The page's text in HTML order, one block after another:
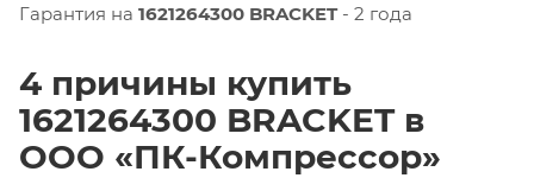
Гарантия на 1621264300 BRACKET- 2 года
4 причины купить
1621264300 BRACKET в
ООО «ПК-Компрессор»